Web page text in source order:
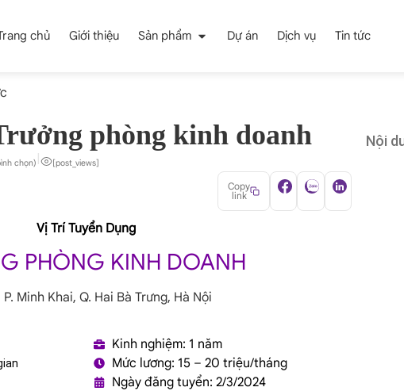
chủ Giới thiệu Sản phẩm Dự án Dịch vụ Tin tức
phòng kinh doanh
chọn) |
[post_views]
Copy
link
Vị Trí Tuyển Dụng
PHÒNG KINH DOANH
P. Minh Khai, Q. Hai Bà Trưng, Hà Nội
Kinh nghiệm: 1 năm
Mức lương: 15 – 20 triệu/tháng
Ngày đăng tuyển: 2/3/2024
Nội